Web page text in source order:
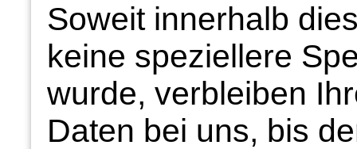
Soweit innerhalb
keine speziellere
wurde, verbleiben
Daten bei uns, bis